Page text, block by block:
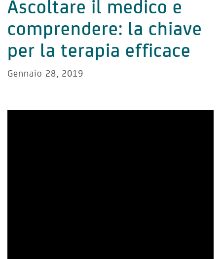
Ascoltare il medico e
comprendere: la chiave
per la terapia efficace
Gennaio 28, 2019